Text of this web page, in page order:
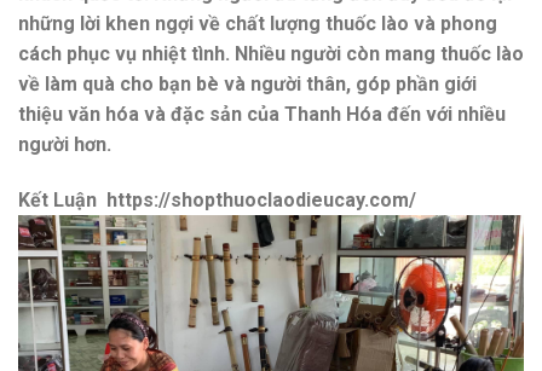
những lời khen ngợi về chất lượng thuốc lào và phong
cách phục vụ nhiệt tình. Nhiều người còn mang thuốc lào
về làm quà cho bạn bè và người thân, góp phần giới
thiệu văn hóa và đặc sản của Thanh Hóa đến với nhiều
người hơn.
Kết Luận https://shopthuoclaodieucay.com/